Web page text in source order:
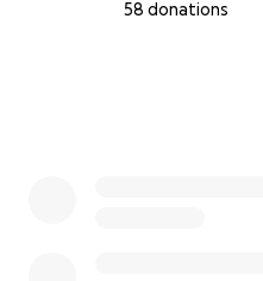
58 donations